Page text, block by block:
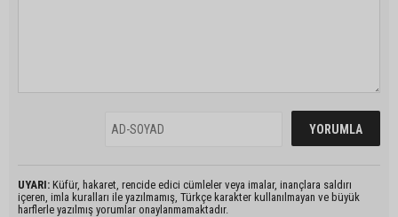
UYARI: Küfür, hakaret, rencide edici cümleler veya imalar, inançlara saldırı
içeren, imla kuralları ile yazılmamış, Türkçe karakter kullanılmayan ve büyük
harflerle yazılmış yorumlar onaylanmamaktadır.